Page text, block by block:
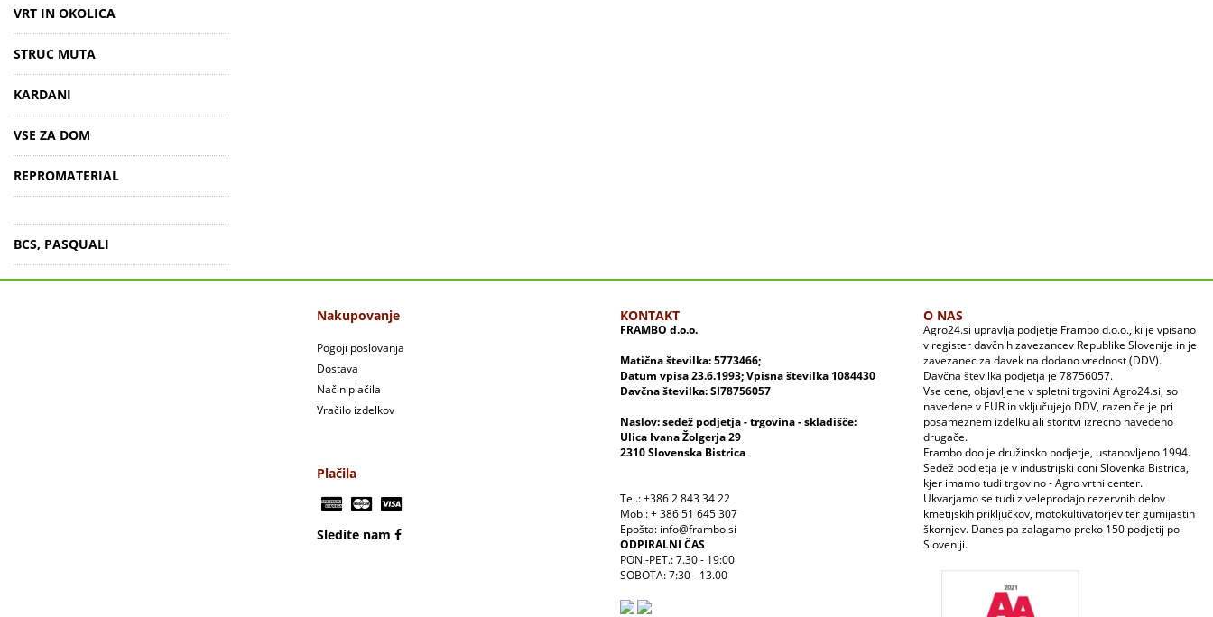
VRT IN OKOLICA
STRUC MUTA
KARDANI
VSE ZA DOM
REPROMATERIAL
BCS, PASQUALI
Nakupovanje
Pogoji poslovanja
Dostava
Način plačila
Vračilo izdelkov
Plačila
Sledite nam
KONTAKT
FRAMBO d.o.o.
Matična številka: 5773466;
Datum vpisa 23.6.1993; Vpisna številka 1084430
Davčna številka: SI78756057
Naslov: sedež podjetja - trgovina - skladišče:
Ulica Ivana Žolgerja 29
2310 Slovenska Bistrica
Tel.: +386 2 843 34 22
Mob.: + 386 51 645 307
Epošta: info@frambo.si
ODPIRALNI ČAS
PON.-PET.: 7.30 - 19:00
SOBOTA: 7:30 - 13.00
O NAS
Agro24.si upravlja podjetje Frambo d.o.o., ki je vpisano
v register davčnih zavezancev Republike Slovenije in je
zavezanec za davek na dodano vrednost (DDV).
Davčna številka podjetja je 78756057.
Vse cene, objavljene v spletni trgovini Agro24.si, so
navedene v EUR in vključujejo DDV, razen če je pri
posameznem izdelku ali storitvi izrecno navedeno
drugače.
Frambo doo je družinsko podjetje, ustanovljeno 1994.
Sedež podjetja je v industrijski coni Slovenka Bistrica,
kjer imamo tudi trgovino - Agro vrtni center.
Ukvarjamo se tudi z veleprodajo rezervnih delov
kmetijskih priključkov, motokultivatorjev ter gumijastih
škornjev. Danes pa zalagamo preko 150 podjetij po
Sloveniji.